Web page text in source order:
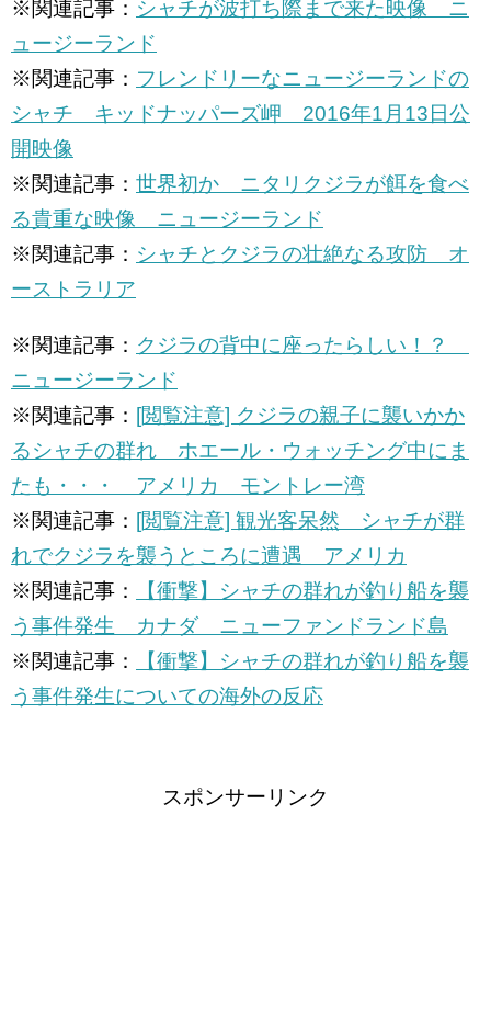
※関連記事： シャチが波打ち際まで来た映像 ニ
ュージーランド
※関連記事： フレンドリーなニュージーランドの
シャチ キッドナッパーズ岬 2016年1月13日公
開映像
※関連記事： 世界初か ニタリクジラが餌を食べ
る貴重な映像 ニュージーランド
※関連記事： シャチとクジラの壮絶なる攻防 オ
ーストラリア
※関連記事： クジラの背中に座ったらしい！？
ニュージーランド
※関連記事： [閲覧注意] クジラの親子に襲いかか
るシャチの群れ ホエール・ウォッチング中にま
たも・・・ アメリカ モントレー湾
※関連記事： [閲覧注意] 観光客呆然 シャチが群
れでクジラを襲うところに遭遇 アメリカ
※関連記事：
【衝撃】シャチの群れが釣り船を襲
う事件発生 カナダ ニューファンドランド島
※関連記事：
【衝撃】シャチの群れが釣り船を襲
う事件発生についての海外の反応
スポンサーリンク